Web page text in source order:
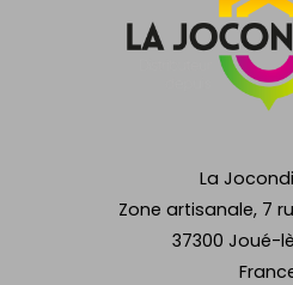
La
Zone artisanale, 7
37300 Joué-